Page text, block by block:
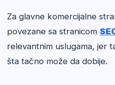
Za glavne komercijalne
povezane sa stranicom
relevantnim uslugama, jer
šta tačno može da dobije.